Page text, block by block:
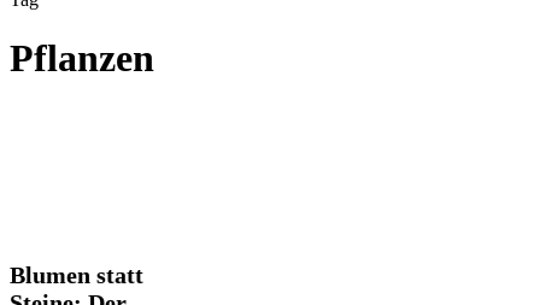
Pflanzen
Blumen
statt
Blumen statt